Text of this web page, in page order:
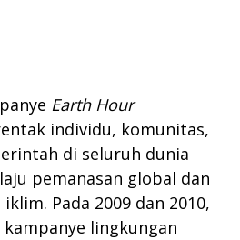
Earth Hour
individu, komunitas,
di seluruh dunia
pemanasan global dan
Pada 2009 dan 2010,
lingkungan